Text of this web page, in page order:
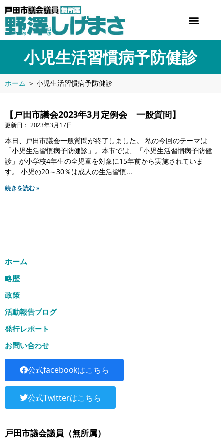
小児生活習慣病予防健診
ホーム ＞ 小児生活習慣病予防健診
【戸田市議会2023年3月定例会 一般質問】
2023年3月17日
本日、戸田市議会一般質問が終了しました。 私の今回のテーマは
「小児生活習慣病予防健診」。本市では、「小児生活習慣病予防健
診」が小学校4年生の全児童を対象に15年前から実施されていま
す。 小児の20～30％は成人の生活習慣
続きを読む »
ホーム
略歴
政策
活動報告ブログ
発行レポート
お問い合わせ
公式facebookはこちら
公式Twitterはこちら
戸田市議会議員（無所属）